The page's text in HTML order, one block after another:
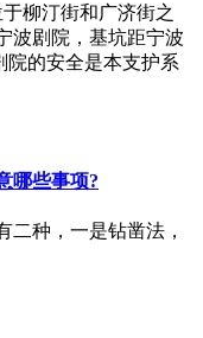
柳汀街和广济街之
波剧院，基坑距宁波
院的安全是本支护系
哪些事项?
二种，一是钻凿法，